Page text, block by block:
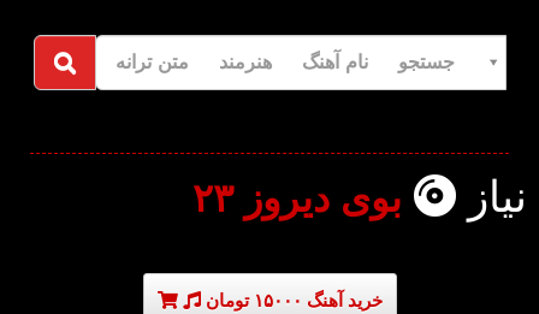
جستجو نام آهنگ هنرمند متن ترانه
نیاز بوی دیروز ۲۳
خرید آهنگ ۱۵۰۰۰ تومان